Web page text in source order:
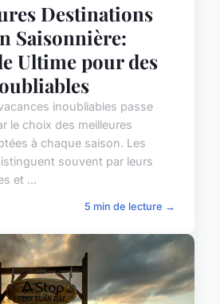
Destinations
Saisonnière:
Ultime pour des
inoubliables passe
le choix des meilleures
à chaque saison. Les
souvent par leurs
et ...
5 min de lecture →